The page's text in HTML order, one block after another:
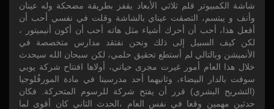
شاشة الكمبيوتر قلم ثلاثي الأبعاد يقفز بطريقة مضحكة وله عينان
وأنف و يبتسم، التصقت عيناي بالشاشة وقلت في نفسي أحب أن
أفعل هذا، أحب أن أحرك أشياء مثل هاته أحب أن أكون أنيميتور ،
لكن كيف السبيل إلى ذلك ونحن نفتقد مدارس متخصصة في
الأنميشن وبالتالي لم أستطع تحقيق حلمي، لكن سبحان الله سيحدث
خلال هذا العام أمور غيرت مجرى حياتي، أولاها افتتاح شركة يوبي
سوفت بالدار البيضاء، وثانيهما أحد مدرسينا في مادة المورفُلوجيا
(التشريح البشري) قرر أن يفتح شركة للرسوم المتحركة. فكان
حدثين مهمين وقعا في نفس العام ،الحدث الثاني كان أقوى لما